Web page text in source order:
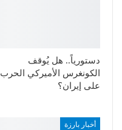
دستورياً.. هل يُوقف
الكونغرس الأميركي الحرب
على إيران؟
أخبار بارزة